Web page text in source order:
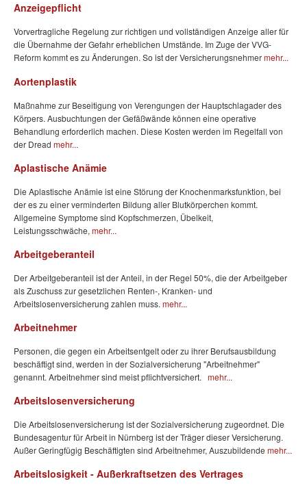
Anzeigepflicht
Vorvertragliche Regelung zur richtigen und vollständigen Anzeige aller für
die Übernahme der Gefahr erheblichen Umstände. Im Zuge der VVG-
Reform kommt es zu Änderungen. So ist der Versicherungsnehmermehr...
Aortenplastik
Maßnahme zur Beseitigung von Verengungen der Hauptschlagader des
Körpers. Ausbuchtungen der Gefäßwände können eine operative
Behandlung erforderlich machen. Diese Kosten werden im Regelfall von
der Dread mehr...
Aplastische Anämie
Die Aplastische Anämie ist eine Störung der Knochenmarksfunktion, bei
der es zu einer verminderten Bildung aller Blutkörperchen kommt.
Allgemeine Symptome sind Kopfschmerzen, Übelkeit,
Leistungsschwäche, mehr...
Arbeitgeberanteil
Der Arbeitgeberanteil ist der Anteil, in der Regel 50%, die der Arbeitgeber
als Zuschuss zur gesetzlichen Renten-, Kranken- und
Arbeitslosenversicherung zahlen muss. mehr...
Arbeitnehmer
Personen, die gegen ein Arbeitsentgelt oder zu ihrer Berufsausbildung
beschäftigt sind, werden in der Sozialversicherung "Arbeitnehmer"
genannt. Arbeitnehmer sind meist pflichtversichert. mehr...
Arbeitslosenversicherung
Die Arbeitslosenversicherung ist der Sozialversicherung zugeordnet. Die
Bundesagentur für Arbeit in Nürnberg ist der Träger dieser Versicherung.
Außer Geringfügig Beschäftigten sind Arbeitnehmer, Auszubildende mehr...
Arbeitslosigkeit - Außerkraftsetzen des Vertrages